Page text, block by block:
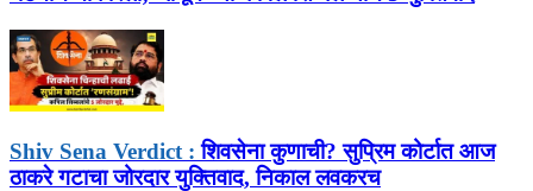
Shiv Sena Verdict : शिवसेना कुणाची? सुप्रिम कोर्टात आज
ठाकरे गटाचा जोरदार युक्तिवाद, निकाल लवकरच